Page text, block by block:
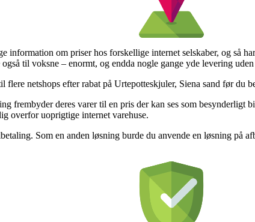
information om priser hos forskellige internet selskaber, og så
til voksne – enormt, og endda nogle gange yde levering
netshops efter rabat på Urtepotteskjuler, Siena sand før du
frembyder deres varer til en pris der kan ses som
overfor uoprigtige internet varehuse.
Som en anden løsning burde du anvende en løsning på